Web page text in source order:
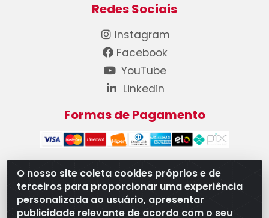
O nosso site coleta cookies próprios e de
terceiros para proporcionar uma experiência
personalizada ao usuário, apresentar
publicidade relevante de acordo com o seu
Redes Sociais
Instagram
Facebook
YouTube
Linkedin
Formas de Pagamento
WB Componentes Automotivos LTDA - CNPJ
08.528.393/0001-12 - Rua do Níquel, 667 - Parque
Oeste Industrial, Goiânia/GO - CEP 74375-660